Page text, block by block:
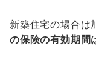
新築住宅の場合は
の保険の有効期間